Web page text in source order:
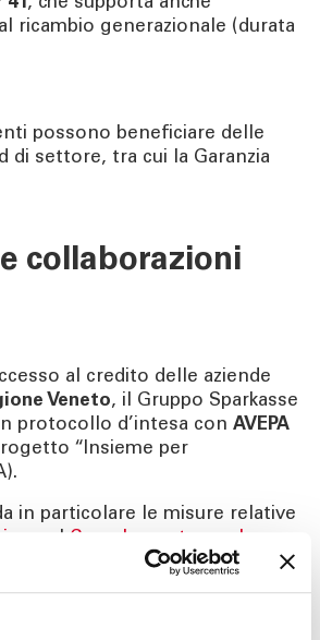
41, che supporta anche
ricambio generazionale (durata
possono beneficiare delle
di settore, tra cui la Garanzia
collaborazioni
al credito delle aziende
Veneto, il Gruppo Sparkasse
protocollo d’intesa con AVEPA
“Insieme per
in particolare le misure relative
e al Complemento per lo